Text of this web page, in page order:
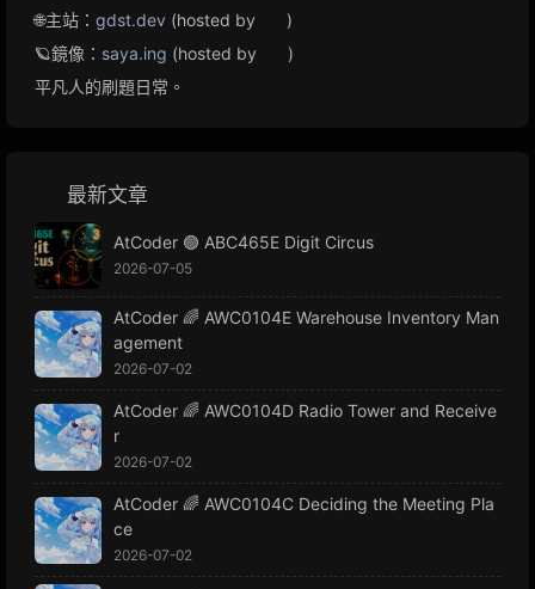
🌐主站： gdst.dev (hosted by
)
🪐鏡像： saya.ing (hosted by
)
平凡人的刷題日常。
最新文章
AtCoder 🟢 ABC465E Digit Circus
2026-07-05
AtCoder 🌈 AWC0104E Warehouse Inventory Man
agement
2026-07-02
AtCoder 🌈 AWC0104D Radio Tower and Receive
r
2026-07-02
AtCoder 🌈 AWC0104C Deciding the Meeting Pla
ce
2026-07-02